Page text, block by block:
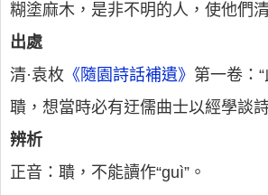
糊塗麻木，是非不明的人，使他們
出處
清·袁枚 《隨園詩話補遺》 第一卷：
聵，想當時必有迂儒曲士以經學談
辨析
正音：聵，不能讀作“ɡuì”。